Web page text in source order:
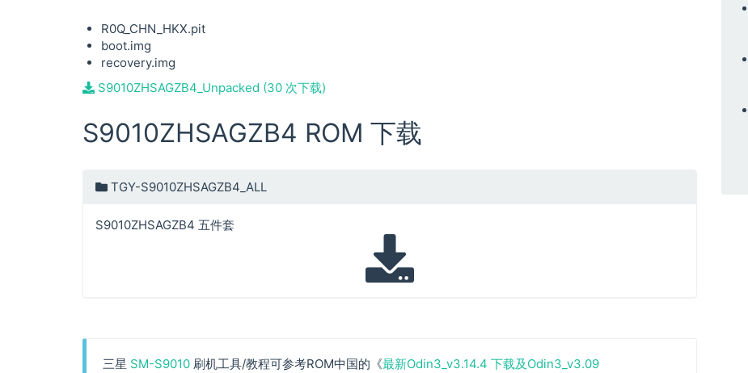
R0Q_CHN_HKX.pit
boot.img
recovery.img
S9010ZHSAGZB4_Unpacked (30 次下载)
S9010ZHSAGZB4 ROM 下载
TGY-S9010ZHSAGZB4_ALL
S9010ZHSAGZB4 五件套
三星 SM-S9010 刷机工具/教程可参考ROM中国的《最新Odin3_v3.14.4 下载及Odin3_v3.09